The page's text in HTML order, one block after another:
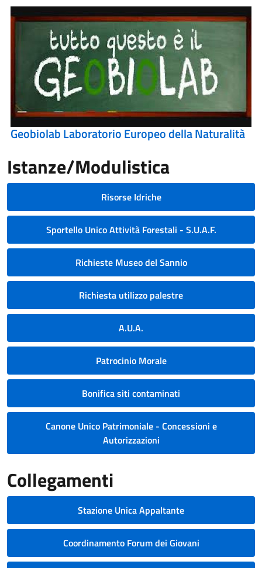
Geobiolab Laboratorio Europeo della Naturalità
Istanze/Modulistica
Risorse Idriche
Sportello Unico Attività Forestali - S.U.A.F.
Richieste Museo del Sannio
Richiesta utilizzo palestre
A.U.A.
Patrocinio Morale
Bonifica siti contaminati
Canone Unico Patrimoniale - Concessioni e
Autorizzazioni
Collegamenti
Stazione Unica Appaltante
Coordinamento Forum dei Giovani